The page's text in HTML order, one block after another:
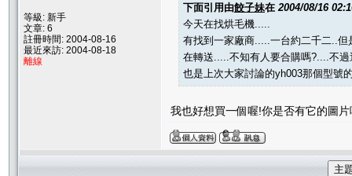
等級: 新手
文章: 6
註冊時間: 2004-08-16
最近來訪: 2004-08-18
離線
下面引用由餃子妹在 2004/08/16
今天在找烘毛機.....
有找到一家廠商.....一台約二千二..
在轉送.....不知有人要合購嗎?....不
也是上次大家討論的yh003那個型號
我也好想買一個喔!你是否有它的圖
主